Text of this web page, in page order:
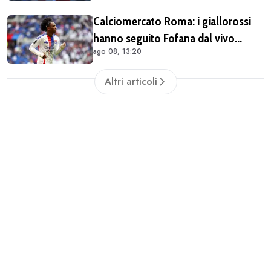
Calciomercato Roma: i giallorossi
hanno seguito Fofana dal vivo
almeno in due occasioni. Costa
40/45 milioni
ago 08, 13:20
Altri articoli